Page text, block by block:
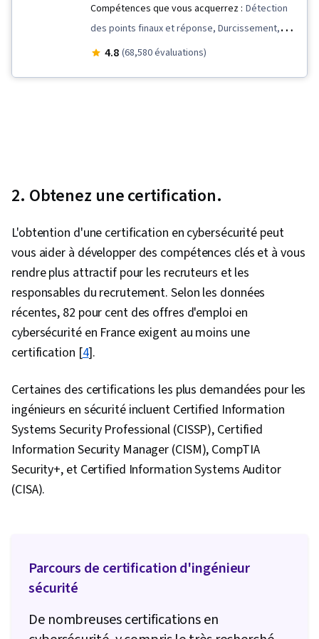
Compétences que vous acquerrez : Détection
des points finaux et réponse, Durcissement,
Détection des menaces, Sensibilisation à la
Cybersécurité, Sécurité des réseaux, Gestion
Présence sur le web, SQL, Programmation
Python, Gestion des incidents, Sécurité des
données, Communication technique, Gestion de
la sécurité, Éthique des données, Intelligence
artificielle, Workflows d'IA, Gestion des
informations et des événements de sécurité
(SIEM), Splunk, Analyse du réseau, TCP/IP,
Gestion des documents, Contrôle continu,
Contrôles de sécurité, Surveillance des
événements, Outils d'ingénierie rapide, Google
Gemini, Compétences en matière d'entretien,
IA générative, Ingénierie rapide, Connaissance
Commandes Linux, Gestion des fichiers,
données, Shell Unix, Autorisation (informatique),
4.8 (68,580 évaluations)
2. Obtenez une certification.
L'obtention d'une certification en cybersécurité peut
vous aider à développer des compétences clés et à vous
rendre plus attractif pour les recruteurs et les
responsables du recrutement. Selon les données
récentes, 82 pour cent des offres d'emploi en
cybersécurité en France exigent au moins une
certification [4].
Certaines des certifications les plus demandées pour les
ingénieurs en sécurité incluent Certified Information
Systems Security Professional (CISSP), Certified
Information Security Manager (CISM), CompTIA
Security+, et Certified Information Systems Auditor
(CISA).
Parcours de certification d'ingénieur
sécurité
De nombreuses certifications en